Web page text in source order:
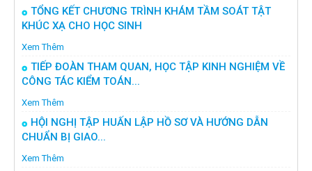
TỔNG KẾT CHƯƠNG TRÌNH KHÁM TẦM SOÁT TẬT
KHÚC XẠ CHO HỌC SINH
Xem Thêm
TIẾP ĐOÀN THAM QUAN, HỌC TẬP KINH NGHIỆM VỀ
CÔNG TÁC KIỂM TOÁN...
Xem Thêm
HỘI NGHỊ TẬP HUẤN LẬP HỒ SƠ VÀ HƯỚNG DẪN
CHUẨN BỊ GIAO...
Xem Thêm